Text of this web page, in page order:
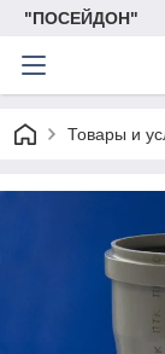
"ПОСЕЙДОН"
Товары и